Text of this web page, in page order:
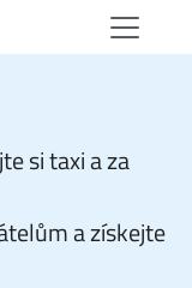
si taxi a za
a získejte